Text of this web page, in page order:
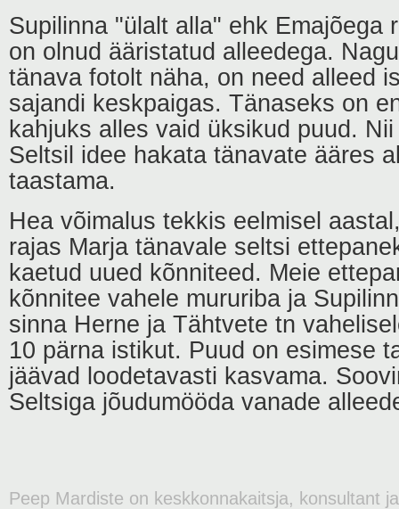
Supilinna "ülalt alla" ehk Emajõega
on olnud ääristatud alleedega.
tänava fotolt näha, on need alleed
sajandi keskpaigas. Tänaseks on
kahjuks alles vaid üksikud puud.
Seltsil idee hakata tänavate ääres
taastama.
Hea võimalus tekkis eelmisel
rajas Marja tänavale seltsi
kaetud uued kõnniteed. Meie
kõnnitee vahele mururiba ja
sinna Herne ja Tähtvete tn
10 pärna istikut. Puud on esimese
jäävad loodetavasti kasvama.
Seltsiga jõudumööda vanade
Peep Mardiste on keskkonnakaitsja, konsultant